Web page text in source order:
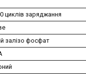
циклів заряджання
залізо фосфат